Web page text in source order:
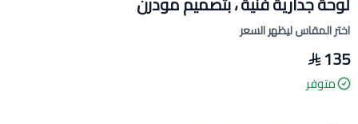
اختر المقاس ليظهر السعر
135
متوفر